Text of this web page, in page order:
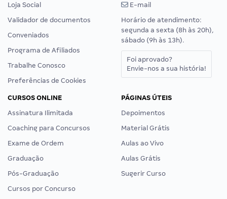
Loja Social
Validador de documentos
Conveniados
Programa de Afiliados
Trabalhe Conosco
Preferências de Cookies
E-mail
Horário de atendimento:
segunda a sexta (8h às 20h),
sábado (9h às 13h).
Foi aprovado?
Envie-nos a sua história!
CURSOS ONLINE
Assinatura Ilimitada
Coaching para Concursos
Exame de Ordem
Graduação
Pós-Graduação
Cursos por Concurso
PÁGINAS ÚTEIS
Depoimentos
Material Grátis
Aulas ao Vivo
Aulas Grátis
Sugerir Curso